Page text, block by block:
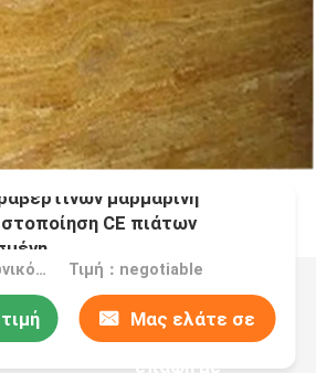
μαρμάρινη
CE πιάτων
MOQ：20 τετραγωνικό μέτρο/τετράγωνο Τιμή：negotiable
Μας ελάτε σε
επαφή με